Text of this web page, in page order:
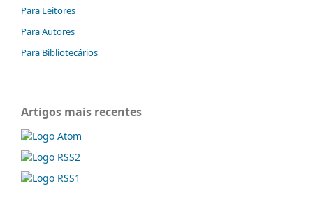
Para Leitores
Para Autores
Para Bibliotecários
Artigos mais recentes